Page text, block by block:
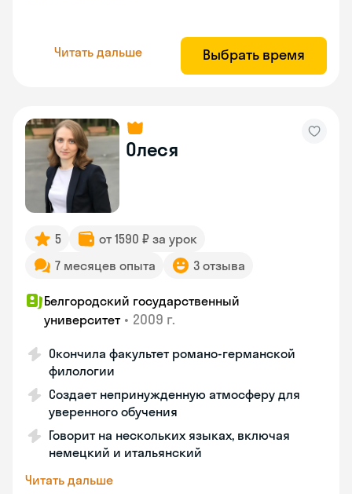
Читать дальше Выбрать время
Олеся
5
от 1590 ₽ за урок
7 месяцев опыта
3 отзыва
Белгородский государственный
университет • 2009 г.
Окончила факультет романо-германской
филологии
Создает непринужденную атмосферу для
уверенного обучения
Говорит на нескольких языках, включая
немецкий и итальянский
Читать дальше